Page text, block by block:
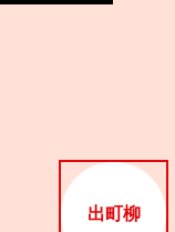
出町柳